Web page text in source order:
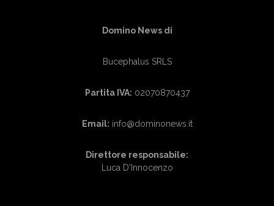
Domino News di
Bucephalus SRLS
Partita IVA: 02070870437
Email: info@dominonews.it
Direttore responsabile:
Luca D'Innocenzo